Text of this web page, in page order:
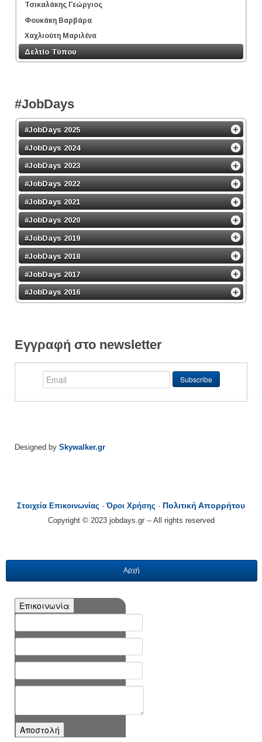
Τσικαλάκης Γεώργιος
Φουκάκη Βαρβάρα
Χαχλιούτη Μαριλένα
Δελτίο Τύπου
#JobDays
#JobDays 2025
#JobDays 2024
#JobDays 2023
#JobDays 2022
#JobDays 2021
#JobDays 2020
#JobDays 2019
#JobDays 2018
#JobDays 2017
#JobDays 2016
Εγγραφή στο newsletter
Designed by Skywalker.gr
Στοιχεία Επικοινωνίας -Όροι Χρήσης - Πολιτική Απορρήτου
Copyright © 2023 jobdays.gr -- All rights reserved
Αρχή